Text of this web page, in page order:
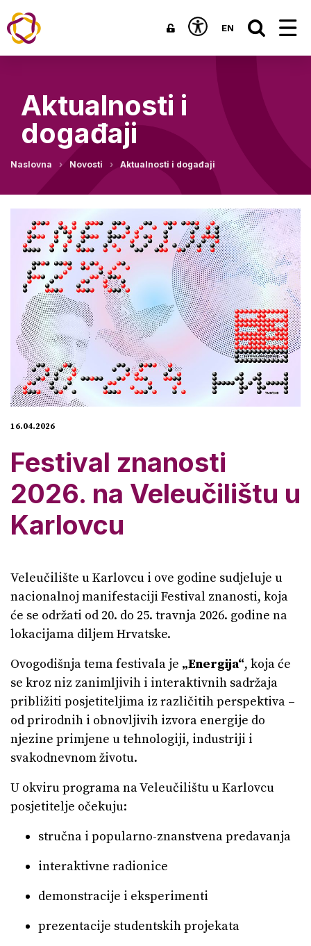
EN
Aktualnosti i
događaji
Naslovna Novosti Aktualnosti i događaji
16.04.2026
Festival znanosti
2026. na Veleučilištu u
Karlovcu
Veleučilište u Karlovcu i ove godine sudjeluje u
nacionalnoj manifestaciji Festival znanosti, koja
će se održati od 20. do 25. travnja 2026. godine na
lokacijama diljem Hrvatske.
Ovogodišnja tema festivala je „Energija“, koja će
se kroz niz zanimljivih i interaktivnih sadržaja
približiti posjetiteljima iz različitih perspektiva –
od prirodnih i obnovljivih izvora energije do
njezine primjene u tehnologiji, industriji i
svakodnevnom životu.
U okviru programa na Veleučilištu u Karlovcu
posjetitelje očekuju:
stručna i popularno-znanstvena predavanja
interaktivne radionice
demonstracije i eksperimenti
prezentacije studentskih projekata